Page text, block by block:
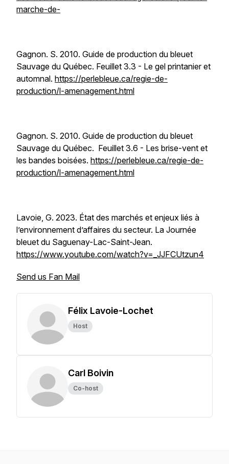
marche-de-
Gagnon. S. 2010. Guide de production du bleuet
Sauvage du Québec. Feuillet 3.3 - Le gel printanier et
automnal. https://perlebleue.ca/regie-de-
production/l-amenagement.html
Gagnon. S. 2010. Guide de production du bleuet
Sauvage du Québec. Feuillet 3.6 - Les brise-vent et
les bandes boisées. https://perlebleue.ca/regie-de-
production/l-amenagement.html
Lavoie, G. 2023. État des marchés et enjeux liés à
l’environnement d’affaires du secteur. La Journée
bleuet du Saguenay-Lac-Saint-Jean.
https://www.youtube.com/watch?v=_JJFCUtzun4
Send us Fan Mail
Félix Lavoie-Lochet
Host
Carl Boivin
Co-host